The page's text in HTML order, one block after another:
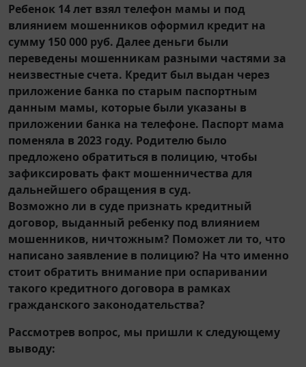
Ребенок 14 лет взял телефон мамы и под
влиянием мошенников оформил кредит на
сумму 150 000 руб. Далее деньги были
переведены мошенникам разными частями за
неизвестные счета. Кредит был выдан через
приложение банка по старым паспортным
данным мамы, которые были указаны в
приложении банка на телефоне. Паспорт мама
поменяла в 2023 году. Родителю было
предложено обратиться в полицию, чтобы
зафиксировать факт мошенничества для
дальнейшего обращения в суд.
Возможно ли в суде признать кредитный
договор, выданный ребенку под влиянием
мошенников, ничтожным? Поможет ли то, что
написано заявление в полицию? На что именно
стоит обратить внимание при оспаривании
такого кредитного договора в рамках
гражданского законодательства?
Рассмотрев вопрос, мы пришли к следующему
выводу: